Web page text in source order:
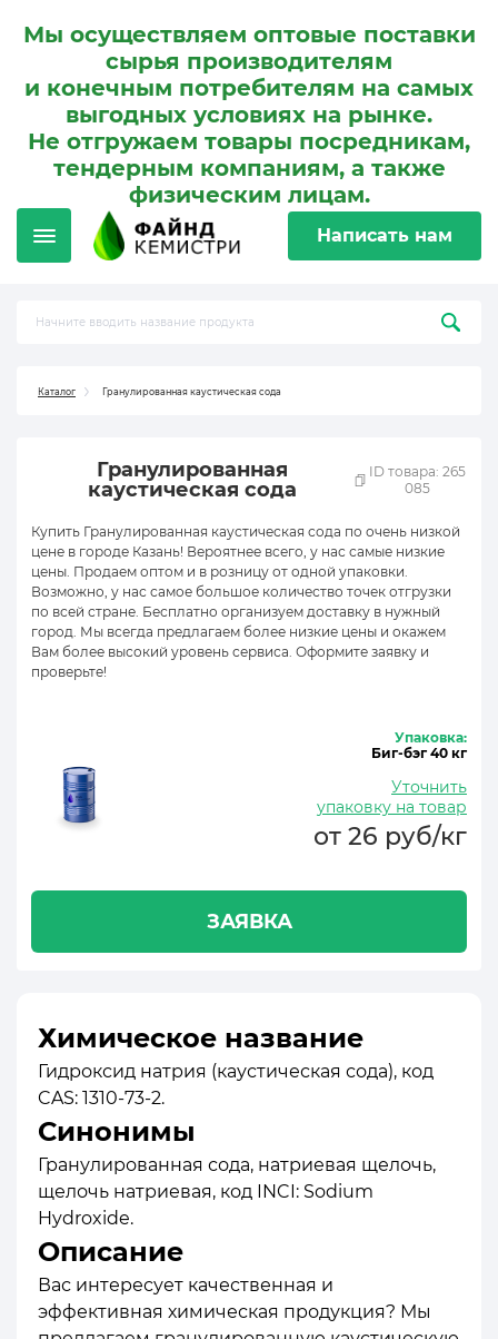
Мы осуществляем оптовые поставки
сырья производителям
и конечным потребителям на самых
выгодных условиях на рынке.
Не отгружаем товары посредникам,
тендерным компаниям, а также
физическим лицам.
Написать нам
Каталог Гранулированная каустическая сода
Гранулированная
каустическая сода
ID товара: 265
085
Купить Гранулированная каустическая сода по очень низкой
цене в городе Казань! Вероятнее всего, у нас самые низкие
цены. Продаем оптом и в розницу от одной упаковки.
Возможно, у нас самое большое количество точек отгрузки
по всей стране. Бесплатно организуем доставку в нужный
город. Мы всегда предлагаем более низкие цены и окажем
Вам более высокий уровень сервиса. Оформите заявку и
проверьте!
Упаковка:
Биг-бэг 40 кг
Уточнить
упаковку на товар
от 26 руб/кг
ЗАЯВКА
Химическое название
Гидроксид натрия (каустическая сода), код
CAS: 1310-73-2.
Синонимы
Гранулированная сода, натриевая щелочь,
щелочь натриевая, код INCI: Sodium
Hydroxide.
Описание
Вас интересует качественная и
эффективная химическая продукция? Мы